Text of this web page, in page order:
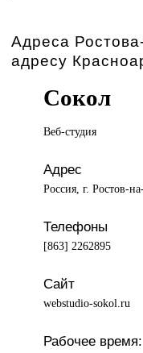
Адреса
адресу
Сокол
Веб-студия
Адрес
Россия, г. Ростов-
Телефоны
[863] 2262895
Сайт
webstudio-sokol.ru
Рабочее время: